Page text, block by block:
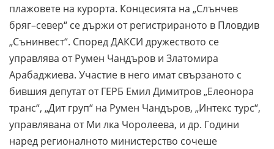
плажовете на курорта. Концесията на „Слънчев
бряг–север“ се държи от регистрираното в Пловдив
„Сънинвест“. Според ДАКСИ дружеството се
управлява от Румен Чандъров и Златомира
Арабаджиева. Участие в него имат свързаното с
бившия депутат от ГЕРБ Емил Димитров „Елеонора
транс“, „Дит груп“ на Румен Чандъров, „Интекс турс“,
управлявана от Ми лка Чоролеева, и др. Години
наред регионалното министерство сочеше